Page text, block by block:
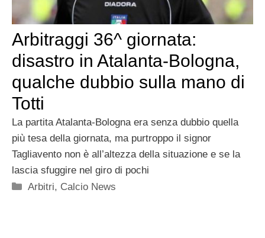
Arbitraggi 36^ giornata:
disastro in Atalanta-Bologna,
qualche dubbio sulla mano di
Totti
La partita Atalanta-Bologna era senza dubbio quella
più tesa della giornata, ma purtroppo il signor
Tagliavento non è all’altezza della situazione e se la
lascia sfuggire nel giro di pochi
Categorie
Arbitri, Calcio News